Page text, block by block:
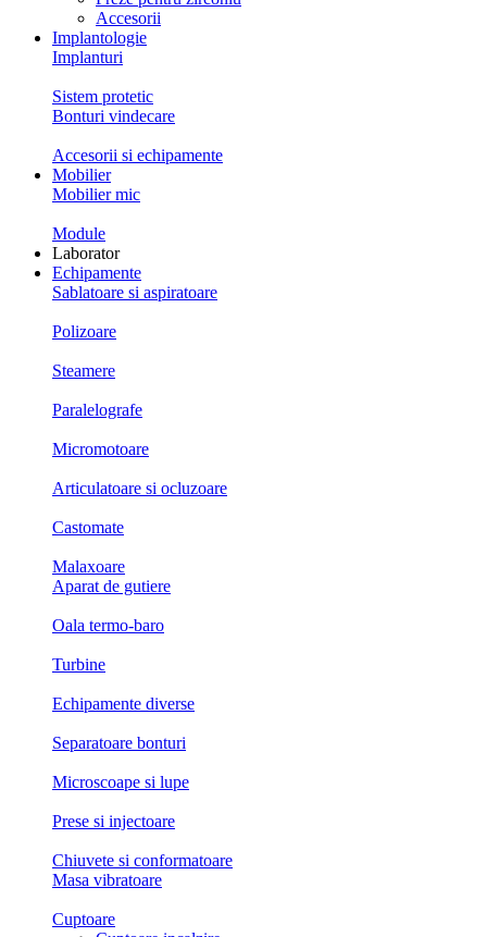
Accesorii
Implantologie
Implanturi
Sistem protetic
Bonturi vindecare
Accesorii si echipamente
Mobilier
Mobilier mic
Module
Laborator
Echipamente
Sablatoare si aspiratoare
Polizoare
Steamere
Paralelografe
Micromotoare
Articulatoare si ocluzoare
Castomate
Malaxoare
Aparat de gutiere
Oala termo-baro
Turbine
Echipamente diverse
Separatoare bonturi
Microscoape si lupe
Prese si injectoare
Chiuvete si conformatoare
Masa vibratoare
Cuptoare